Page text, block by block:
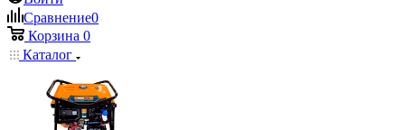
Сравнение0
Корзина 0
Каталог